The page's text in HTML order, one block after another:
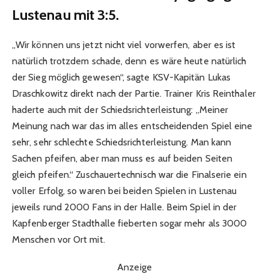
Lustenau mit 3:5.
„Wir können uns jetzt nicht viel vorwerfen, aber es ist
natürlich trotzdem schade, denn es wäre heute natürlich
der Sieg möglich gewesen“, sagte KSV-Kapitän Lukas
Draschkowitz direkt nach der Partie. Trainer Kris Reinthaler
haderte auch mit der Schiedsrichterleistung: „Meiner
Meinung nach war das im alles entscheidenden Spiel eine
sehr, sehr schlechte Schiedsrichterleistung. Man kann
Sachen pfeifen, aber man muss es auf beiden Seiten
gleich pfeifen.“ Zuschauertechnisch war die Finalserie ein
voller Erfolg, so waren bei beiden Spielen in Lustenau
jeweils rund 2000 Fans in der Halle. Beim Spiel in der
Kapfenberger Stadthalle fieberten sogar mehr als 3000
Menschen vor Ort mit.
Anzeige